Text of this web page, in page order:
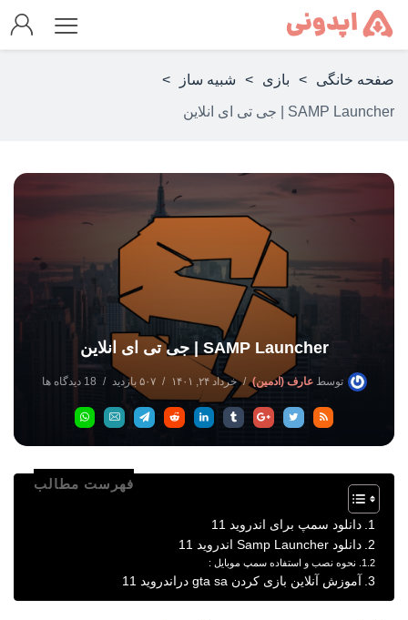
صفحه خانگی > بازی > شبیه ساز >
SAMP Launcher | جی تی ای انلاین
SAMP Launcher | جی تی ای انلاین
توسطعارف (ادمین) خرداد ۲۴, ۱۴۰۱ ۵۰۷ بازدید 18 دیدگاه ها
فهرست مطالب
دانلود سمپ برای اندروید 11
دانلود Samp Launcher اندروید 11
نحوه نصب و استفاده سمپ موبایل :
آموزش آنلاین بازی کردن gta sa دراندروید 11